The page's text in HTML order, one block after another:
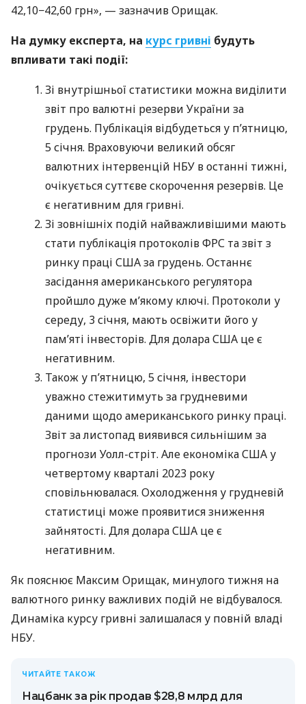
42,10−42,60 грн», — зазначив Орищак.
На думку експерта, на курс гривні будуть
впливати такі події:
Зі внутрішньої статистики можна виділити
звіт про валютні резерви України за
грудень. Публікація відбудеться у п’ятницю,
5 січня. Враховуючи великий обсяг
валютних інтервенцій НБУ в останні тижні,
очікується суттєве скорочення резервів. Це
є негативним для гривні.
Зі зовнішніх подій найважливішими мають
стати публікація протоколів ФРС та звіт з
ринку праці США за грудень. Останнє
засідання американського регулятора
пройшло дуже м’якому ключі. Протоколи у
середу, 3 січня, мають освіжити його у
пам’яті інвесторів. Для долара США це є
негативним.
Також у п’ятницю, 5 січня, інвестори
уважно стежитимуть за грудневими
даними щодо американського ринку праці.
Звіт за листопад виявився сильнішим за
прогнози Уолл-стріт. Але економіка США у
четвертому кварталі 2023 року
сповільнювалася. Охолодження у грудневій
статистиці може проявитися зниження
зайнятості. Для долара США це є
негативним.
Як пояснює Максим Орищак, минулого тижня на
валютного ринку важливих подій не відбувалося.
Динаміка курсу гривні залишалася у повній владі
НБУ.
ЧИТАЙТЕ ТАКОЖ
Нацбанк за рік продав $28,8 млрд для